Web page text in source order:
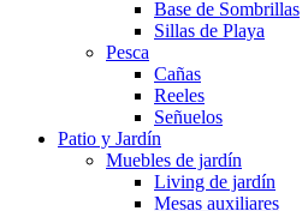
Base de Sombrillas
Sillas de Playa
Pesca
Cañas
Reeles
Señuelos
Patio y Jardín
Muebles de jardín
Living de jardín
Mesas auxiliares